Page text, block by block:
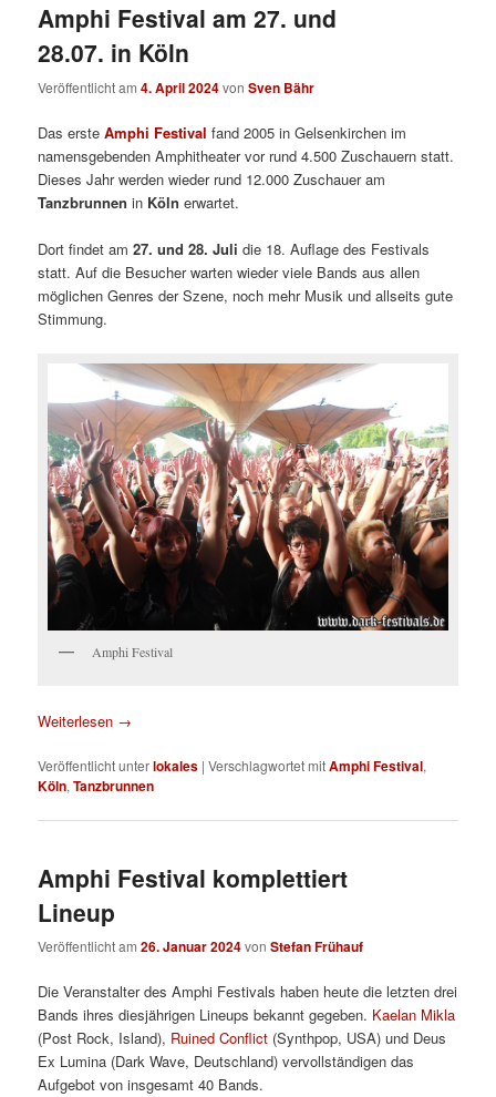
Amphi Festival am 27. und
28.07. in Köln
Veröffentlicht am4. April 2024vonSven Bähr
Das ersteAmphi Festival fand 2005 in Gelsenkirchen im
namensgebenden Amphitheater vor rund 4.500 Zuschauern statt.
Dieses Jahr werden wieder rund 12.000 Zuschauer am
Tanzbrunnen in Köln erwartet.
Dort findet am27. und 28. Juli die 18. Auflage des Festivals
statt. Auf die Besucher warten wieder viele Bands aus allen
möglichen Genres der Szene, noch mehr Musik und allseits gute
Stimmung.
Amphi Festival
Weiterlesen →
Veröffentlicht unterlokales |Verschlagwortet mitAmphi Festival,
Köln,Tanzbrunnen
Amphi Festival komplettiert
Lineup
Veröffentlicht am26. Januar 2024vonStefan Frühauf
Die Veranstalter des Amphi Festivals haben heute die letzten drei
Bands ihres diesjährigen Lineups bekannt gegeben. Kaelan Mikla
(Post Rock, Island), Ruined Conflict (Synthpop, USA) und Deus
Ex Lumina (Dark Wave, Deutschland) vervollständigen das
Aufgebot von insgesamt 40 Bands.